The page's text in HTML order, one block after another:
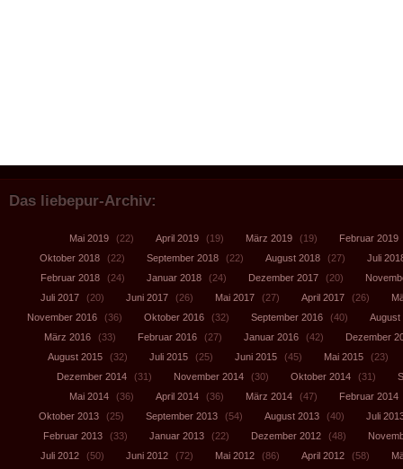
Das liebepur-Archiv:
Mai 2019 (22) April 2019 (19) März 2019 (19) Februar 2019
Oktober 2018
(22) September 2018 (22) August 2018 (27)
Juli
Februar 2018
(24) Januar 2018 (24) Dezember 2017 (20)
Juli 2017
(20) Juni 2017 (26) Mai 2017 (27) April 2017 (26)
November 2016
(36) Oktober 2016 (32) September 2016 (40)
August
März 2016
(33) Februar 2016 (27) Januar 2016 (42)
Dezember
August 2015
(32) Juli 2015 (25) Juni 2015 (45) Mai 2015
(23)
Dezember 2014
(31) November 2014 (30) Oktober 2014 (31)
Mai 2014
(36) April 2014 (36) März 2014 (47) Februar 2014
Oktober 2013
(25) September 2013 (54) August 2013 (40)
Juli
Februar 2013
(33) Januar 2013 (22) Dezember 2012 (48)
Juli 2012
(50) Juni 2012 (72) Mai 2012 (86) April 2012 (58)